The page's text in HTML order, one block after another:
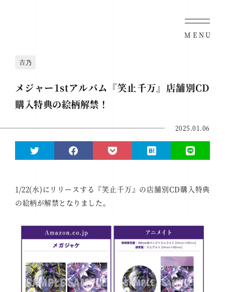
MENU
吉乃
メジャー1stアルバム『笑止千万』店舗別CD
購入特典の絵柄解禁！
2025.01.06
1/22(水)にリリースする『笑止千万』の店舗別CD購入特典
の絵柄が解禁となりました。